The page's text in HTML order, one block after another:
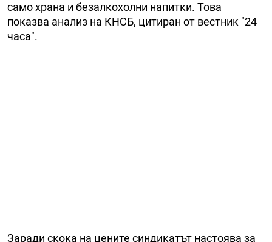
само храна и безалкохолни напитки. Това
показва анализ на КНСБ, цитиран от вестник "24
часа".
Заради скока на цените синдикатът настоява за